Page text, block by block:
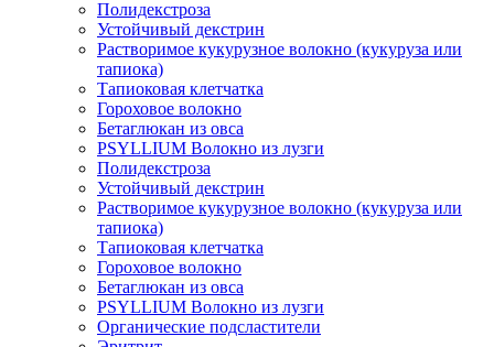
Полидекстроза
Устойчивый декстрин
Растворимое кукурузное волокно (кукуруза или
тапиока)
Тапиоковая клетчатка
Гороховое волокно
Бетаглюкан из овса
PSYLLIUM Волокно из лузги
Полидекстроза
Устойчивый декстрин
Растворимое кукурузное волокно (кукуруза или
тапиока)
Тапиоковая клетчатка
Гороховое волокно
Бетаглюкан из овса
PSYLLIUM Волокно из лузги
Органические подсластители